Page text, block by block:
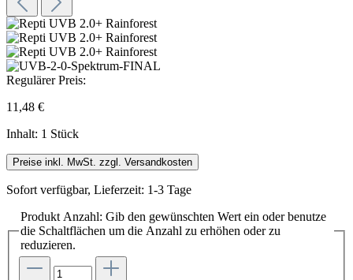
Regulärer Preis:
11,48 €
Inhalt: 1 Stück
Preise inkl. MwSt. zzgl. Versandkosten
Sofort verfügbar, Lieferzeit: 1-3 Tage
Produkt Anzahl: Gib den gewünschten Wert ein oder benutze
die Schaltflächen um die Anzahl zu erhöhen oder zu
reduzieren.